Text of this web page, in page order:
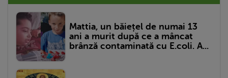
Mattia, un băiețel de numai 13
ani a murit după ce a mâncat
brânză contaminată cu E.coli. A...